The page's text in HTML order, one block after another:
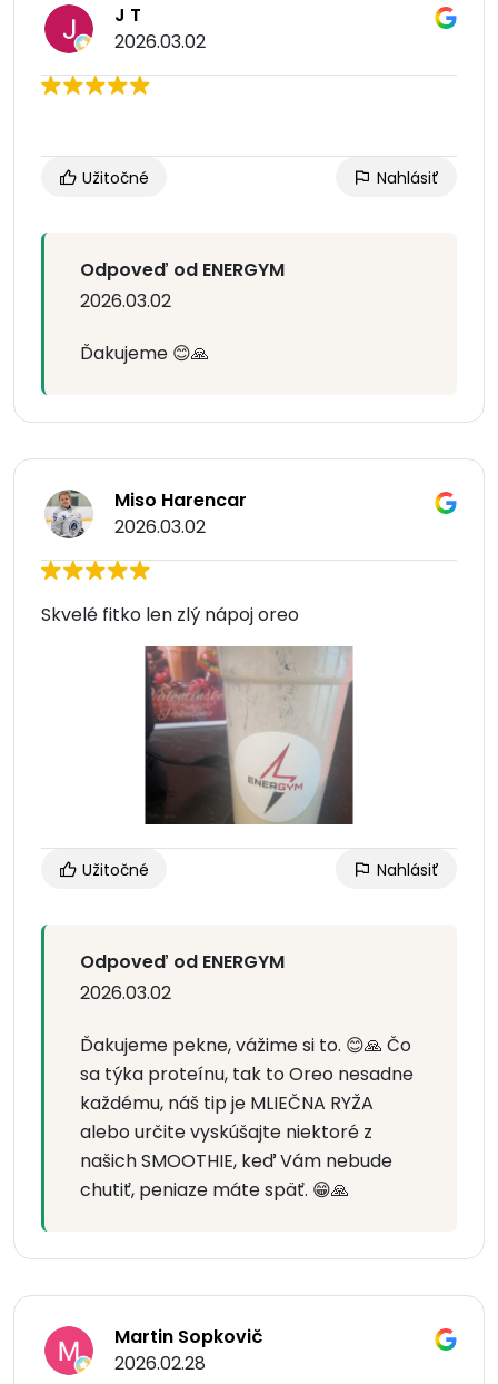
J T
2026.03.02
Užitočné Nahlásiť
Odpoveď od ENERGYM
2026.03.02
Ďakujeme 😊🙏
Miso Harencar
2026.03.02
Skvelé fitko len zlý nápoj oreo
Užitočné Nahlásiť
Odpoveď od ENERGYM
2026.03.02
Ďakujeme pekne, vážime si to. 😊🙏 Čo
sa týka proteínu, tak to Oreo nesadne
každému, náš tip je MLIEČNA RYŽA
alebo určite vyskúšajte niektoré z
našich SMOOTHIE, keď Vám nebude
chutiť, peniaze máte späť. 😁🙏
Martin Sopkovič
2026.02.28